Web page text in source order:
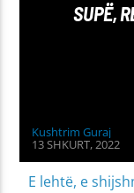
SUPË,
Kushtrim Guraj
13 SHKURT, 2022
E lehtë, e